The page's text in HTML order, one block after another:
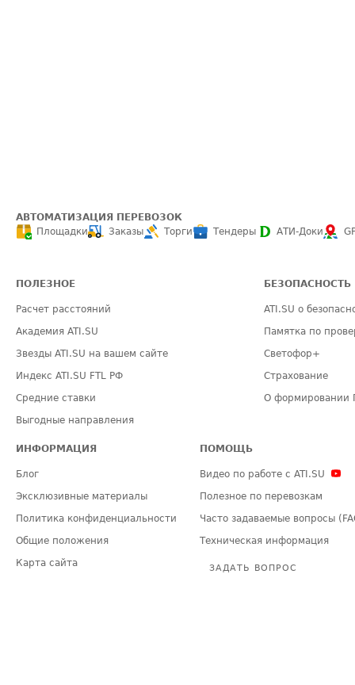
АВТОМАТИЗАЦИЯ ПЕРЕВОЗОК
Площадки
Заказы Торги Тендеры АТИ-Доки
ПОЛЕЗНОЕ
Расчет расстояний
Академия ATI.SU
Звезды ATI.SU на вашем сайте
Индекс ATI.SU FTL РФ
Средние ставки
Выгодные направления
БЕЗОПАСНОСТЬ
ATI.SU о
Памятка по
Светофор+
Страхование
О формировании
ИНФОРМАЦИЯ
Блог
Эксклюзивные материалы
Политика конфиденциальности
Общие положения
Карта сайта
ПОМОЩЬ
Видео по работе с ATI.SU
Полезное по перевозкам
Часто задаваемые вопросы
Техническая информация
ЗАДАТЬ ВОПРОС